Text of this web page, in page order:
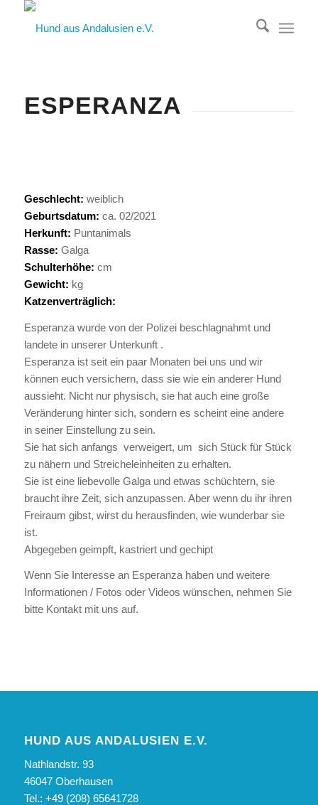
ESPERANZA
Geschlecht: weiblich
Geburtsdatum: ca. 02/2021
Herkunft: Puntanimals
Rasse: Galga
Schulterhöhe: cm
Gewicht: kg
Katzenverträglich:
Esperanza wurde von der Polizei beschlagnahmt und
landete in unserer Unterkunft .
Esperanza ist seit ein paar Monaten bei uns und wir
können euch versichern, dass sie wie ein anderer Hund
aussieht. Nicht nur physisch, sie hat auch eine große
Veränderung hinter sich, sondern es scheint eine andere
in seiner Einstellung zu sein.
Sie hat sich anfangs verweigert, um sich Stück für Stück
zu nähern und Streicheleinheiten zu erhalten.
Sie ist eine liebevolle Galga und etwas schüchtern, sie
braucht ihre Zeit, sich anzupassen. Aber wenn du ihr ihren
Freiraum gibst, wirst du herausfinden, wie wunderbar sie
ist.
Abgegeben geimpft, kastriert und gechipt
Wenn Sie Interesse an Esperanza haben und weitere
Informationen / Fotos oder Videos wünschen, nehmen Sie
bitte Kontakt mit uns auf.
HUND AUS ANDALUSIEN E.V.
Nathlandstr. 93
46047 Oberhausen
Tel.: +49 (208) 65641728